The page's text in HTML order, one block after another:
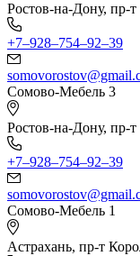
Ростов-на-Дону, пр-
+7‒928‒754‒92‒39
Сомово-Мебель 3
Ростов-на-Дону, пр-
+7‒928‒754‒92‒39
Сомово-Мебель 1
Астрахань, пр-т